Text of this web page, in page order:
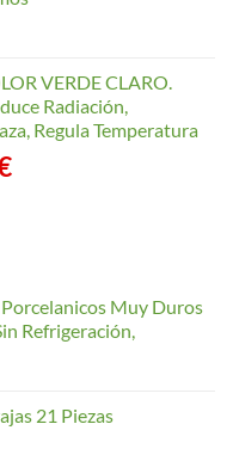
VERDE CLARO.
Radiación,
Regula Temperatura
Rango
168,65 €
Muy Duros
Refrigeración,
21 Piezas